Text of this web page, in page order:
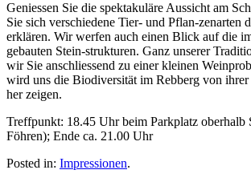
Geniessen Sie die spektakuläre Aussicht am
Sie sich verschiedene Tier- und Pflan-zenarten
erklären. Wir werfen auch einen Blick auf die
gebauten Stein-strukturen. Ganz unserer
wir Sie anschliessend zu einer kleinen
wird uns die Biodiversität im Rebberg von ihrer
her zeigen.
Treffpunkt: 18.45 Uhr beim Parkplatz oberhalb
Föhren); Ende ca. 21.00 Uhr
Posted in: Impressionen.